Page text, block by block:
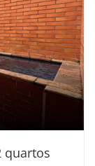
quartos